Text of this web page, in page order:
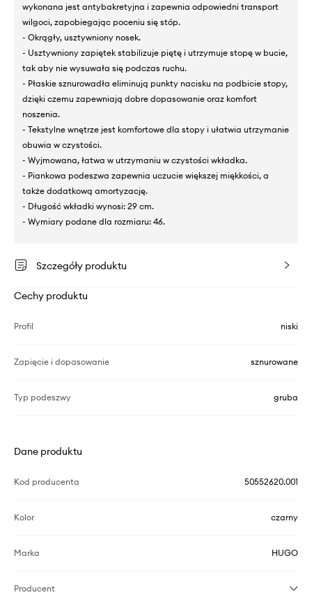
wykonana jest antybakretyjna i zapewnia odpowiedni transport
wilgoci, zapobiegając poceniu się stóp.
- Okrągły, usztywniony nosek.
- Usztywniony zapiętek stabilizuje piętę i utrzymuje stopę w bucie,
tak aby nie wysuwała się podczas ruchu.
- Płaskie sznurowadła eliminują punkty nacisku na podbicie stopy,
dzięki czemu zapewniają dobre dopasowanie oraz komfort
noszenia.
- Tekstylne wnętrze jest komfortowe dla stopy i ułatwia utrzymanie
obuwia w czystości.
- Wyjmowana, łatwa w utrzymaniu w czystości wkładka.
- Piankowa podeszwa zapewnia uczucie większej miękkości, a
także dodatkową amortyzację.
- Długość wkładki wynosi: 29 cm.
- Wymiary podane dla rozmiaru: 46.
Szczegóły produktu
Cechy produktu
Profil niski
Zapięcie i dopasowanie sznurowane
Typ podeszwy gruba
Dane produktu
Kod producenta 50552620.001
Kolor czarny
Marka HUGO
Producent